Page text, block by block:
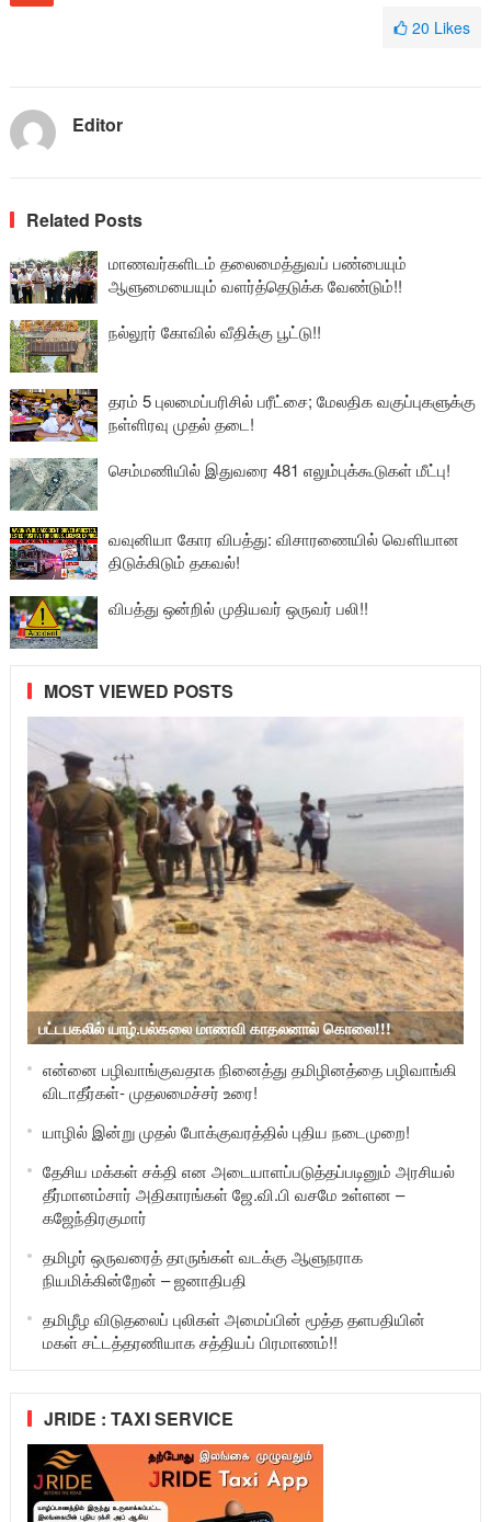
20 Likes
Editor
Related Posts
மாணவர்களிடம் தலைமைத்துவப் பண்பையும்
ஆளுமையையும் வளர்த்தெடுக்க வேண்டும்!!
நல்லூர் கோவில் வீதிக்கு பூட்டு!!
தரம் 5 புலமைப்பரிசில் பரீட்சை; மேலதிக வகுப்புகளுக்கு
நள்ளிரவு முதல் தடை!
செம்மணியில் இதுவரை 481 எலும்புக்கூடுகள் மீட்பு!
வவுனியா கோர விபத்து: விசாரணையில் வௌியான
திடுக்கிடும் தகவல்!
விபத்து ஒன்றில் முதியவர் ஒருவர் பலி!!
MOST VIEWED POSTS
பட்டபகலில் யாழ்.பல்கலை மாணவி காதலனால் கொலை!!!
என்னை பழிவாங்குவதாக நினைத்து தமிழினத்தை பழிவாங்கி
விடாதீர்கள்- முதலமைச்சர் உரை!
யாழில் இன்று முதல் போக்குவரத்தில் புதிய நடைமுறை!
தேசிய மக்கள் சக்தி என அடையாளப்படுத்தப்படினும் அரசியல்
தீர்மானம்சார் அதிகாரங்கள் ஜே.வி.பி வசமே உள்ளன –
கஜேந்திரகுமார்
தமிழர் ஒருவரைத் தாருங்கள் வடக்கு ஆளுநராக
நியமிக்கின்றேன் – ஜனாதிபதி
தமிழீழ விடுதலைப் புலிகள் அமைப்பின் மூத்த தளபதியின்
மகள் சட்டத்தரணியாக சத்தியப் பிரமாணம்!!
JRIDE : TAXI SERVICE